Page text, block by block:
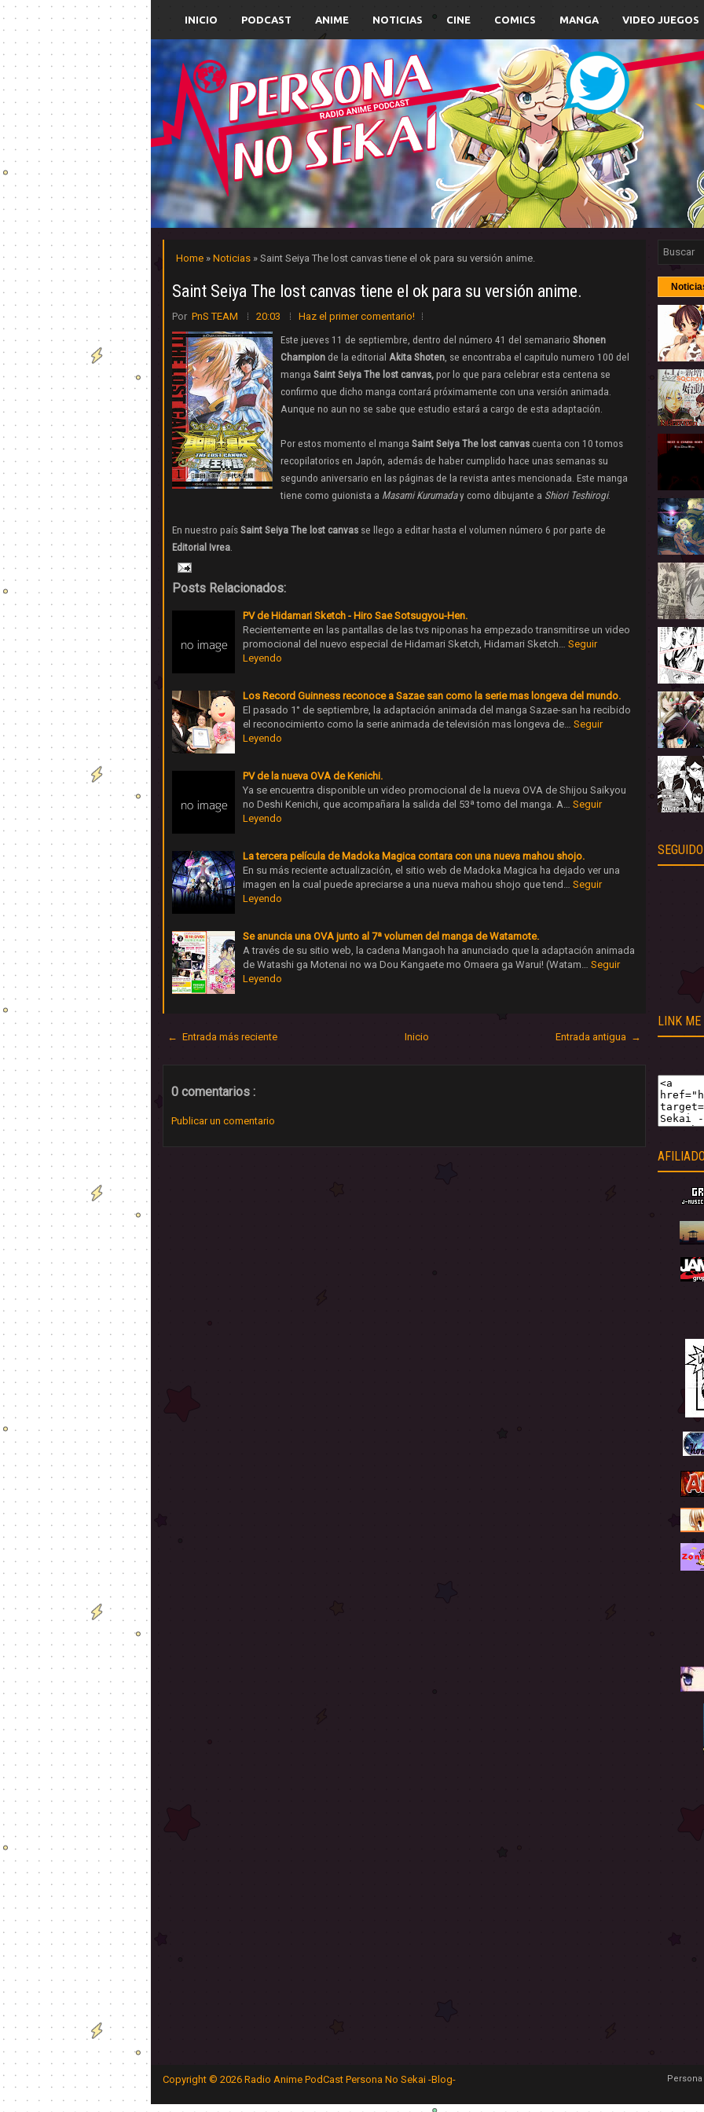
INICIO PODCAST ANIME NOTICIAS CINE COMICS MANGA VIDEO JUEGOS
Home » Noticias » Saint Seiya The lost canvas tiene el ok para su versión anime.
Saint Seiya The lost canvas tiene el ok para su versión anime.
Por PnS TEAM 20:03
Haz el primer comentario!
Este jueves 11 de septiembre, dentro del número 41 del semanario Shonen
Champion de la editorial Akita Shoten, se encontraba el capitulo numero 100 del
manga Saint Seiya The lost canvas, por lo que para celebrar esta centena se
confirmo que dicho manga contará próximamente con una versión animada.
Aunque no aun no se sabe que estudio estará a cargo de esta adaptación.
Por estos momento el manga Saint Seiya The lost canvas cuenta con 10 tomos
recopilatorios en Japón, además de haber cumplido hace unas semanas su
segundo aniversario en las páginas de la revista antes mencionada. Este manga
tiene como guionista a Masami Kurumaday como dibujante a Shiori Teshirogi.
En nuestro país Saint Seiya The lost canvas se llego a editar hasta el volumen número 6 por parte de
Editorial Ivrea.
Posts Relacionados:
PV de Hidamari Sketch - Hiro Sae Sotsugyou-Hen.
Recientemente en las pantallas de las tvs niponas ha empezado transmitirse un video
promocional del nuevo especial de Hidamari Sketch, Hidamari Sketch… Seguir
Leyendo
Los Record Guinness reconoce a Sazae san como la serie mas longeva del mundo.
El pasado 1° de septiembre, la adaptación animada del manga Sazae-san ha recibido
el reconocimiento como la serie animada de televisión mas longeva de… Seguir
Leyendo
PV de la nueva OVA de Kenichi.
Ya se encuentra disponible un video promocional de la nueva OVA de Shijou Saikyou
no Deshi Kenichi, que acompañara la salida del 53ª tomo del manga. A… Seguir
Leyendo
La tercera película de Madoka Magica contara con una nueva mahou shojo.
En su más reciente actualización, el sitio web de Madoka Magica ha dejado ver una
imagen en la cual puede apreciarse a una nueva mahou shojo que tend… Seguir
Leyendo
Se anuncia una OVA junto al 7ª volumen del manga de Watamote.
A través de su sitio web, la cadena Mangaoh ha anunciado que la adaptación animada
de Watashi ga Motenai no wa Dou Kangaete mo Omaera ga Warui! (Watam… Seguir
Leyendo
← Entrada más reciente Entrada antigua →
Inicio
0 comentarios :
Publicar un comentario
LINK ME
Copyright © 2026 Radio Anime PodCast Persona No Sekai -Blog-